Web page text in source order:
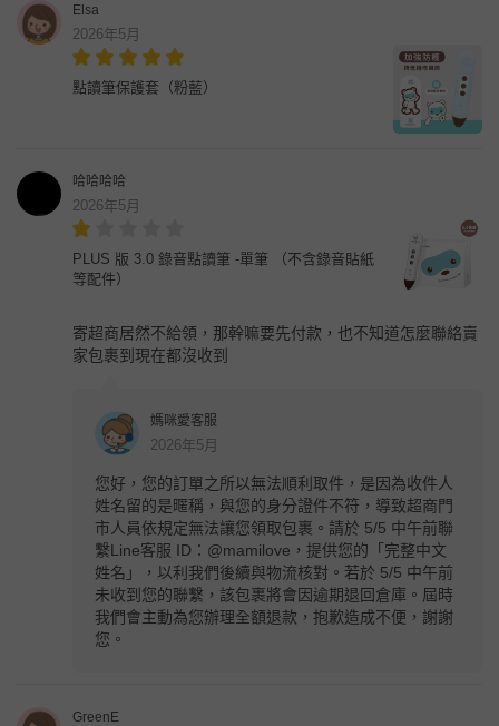
Elsa
2026年5月
點讀筆保護套（粉藍）
哈哈哈哈
2026年5月
PLUS 版 3.0 錄音點讀筆 -單筆 （不含錄音貼紙
等配件）
寄超商居然不給領，那幹嘛要先付款，也不知道怎麼聯絡賣
家包裹到現在都沒收到
媽咪愛客服
2026年5月
您好，您的訂單之所以無法順利取件，是因為收件人
姓名留的是暱稱，與您的身分證件不符，導致超商門
市人員依規定無法讓您領取包裹。請於 5/5 中午前聯
繫Line客服 ID：@mamilove，提供您的「完整中文
姓名」，以利我們後續與物流核對。若於 5/5 中午前
未收到您的聯繫，該包裹將會因逾期退回倉庫。屆時
我們會主動為您辦理全額退款，抱歉造成不便，謝謝
您。
GreenE